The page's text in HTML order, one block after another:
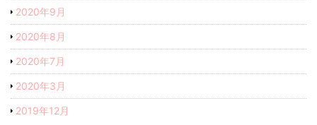
2020年9月
2020年8月
2020年7月
2020年3月
2019年12月